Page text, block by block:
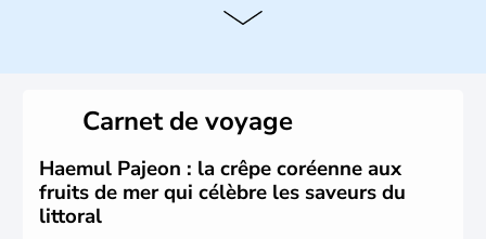
Histoire et administration
christianisme et le bouddhisme en sont les deux
principales religions. Ce pays partage sa culture avec la
Corée du Nord. Les Jeux Olympiques s’y sont déroulés en
1988, de même que la Coupe du Monde de football en
2002, en collaboration avec le Japon.
Carnet de voyage
Haemul Pajeon : la crêpe coréenne aux
fruits de mer qui célèbre les saveurs du
littoral